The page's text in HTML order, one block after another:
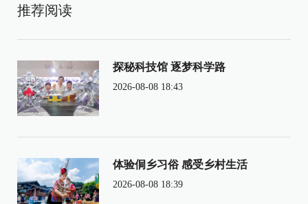
推荐阅读
探秘科技馆 逐梦科学路
2026-08-08 18:43
体验侗乡习俗 感受乡村生活
2026-08-08 18:39